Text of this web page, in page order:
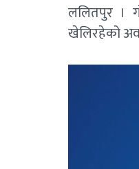
ललितपुर ।
खेलिरहेको